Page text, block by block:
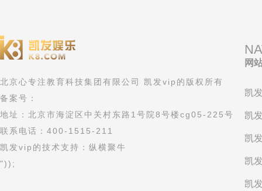
北京心专注教育科技集团有限公司 凯发vip的版权所有
备案号：
地址：北京市海淀区中关村东路1号院8号楼cg05-225号
联系电话：400-1515-211
凯发vip的技术支持：纵横聚牛
"));
网
凯
凯
凯
凯
凯